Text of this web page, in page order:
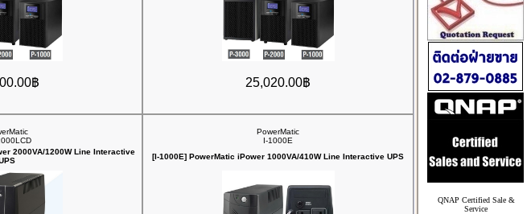
฿ 25,020.00฿
2000VA/1200W Line Interactive
PowerMatic
I-1000E
[I-1000E] PowerMatic iPower 1000VA/410W Line Interactive UPS
QNAP Certified Sale &
Service